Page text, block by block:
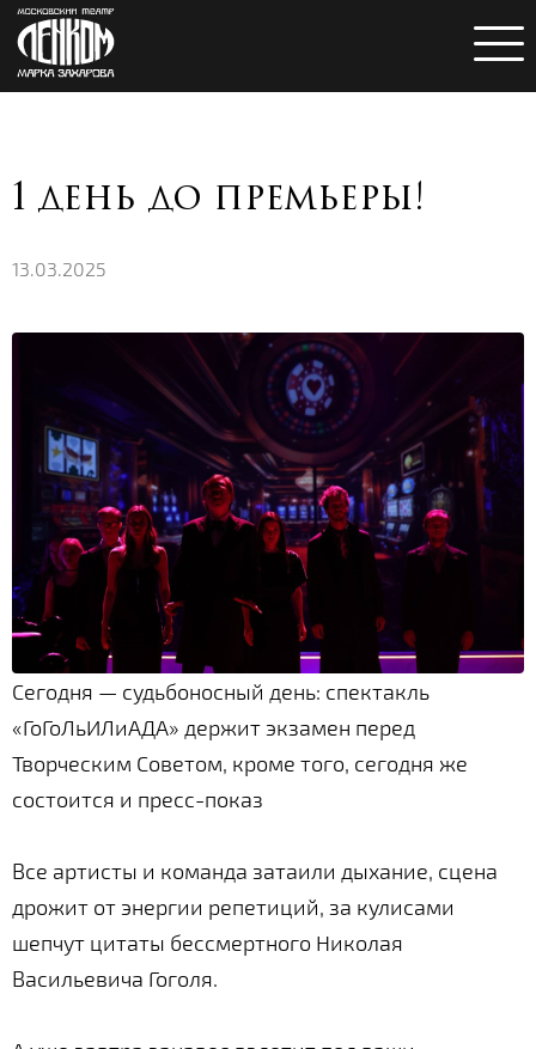
1 день до премьеры!
13.03.2025
Сегодня — судьбоносный день: спектакль
«ГоГоЛьИЛиАДА» держит экзамен перед
Творческим Советом, кроме того, сегодня же
состоится и пресс-показ
Все артисты и команда затаили дыхание, сцена
дрожит от энергии репетиций, за кулисами
шепчут цитаты бессмертного Николая
Васильевича Гоголя.